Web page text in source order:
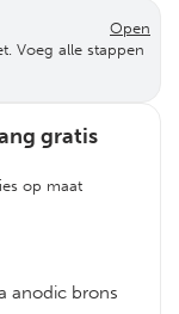
Open
Voeg alle stappen
gratis
op maat